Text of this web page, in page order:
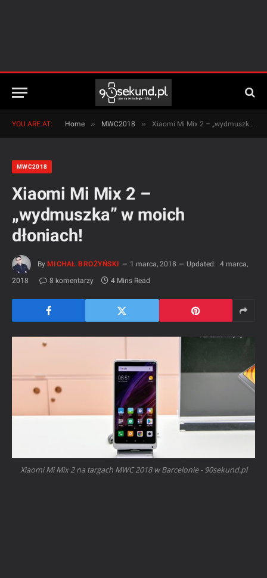
YOU ARE AT: Home » MWC2018 » Xiaomi Mi Mix 2 – „wydmuszka” w moich dłoniach!
MWC2018
Xiaomi Mi Mix 2 –
„wydmuszka” w moich
dłoniach!
By MICHAŁ BROŻYŃSKI 1 marca, 2018 Updated: 4 marca,
2018
8 komentarzy 4 Mins Read
Xiaomi Mi Mix 2 na targach MWC 2018 w Barcelonie - 90sekund.pl